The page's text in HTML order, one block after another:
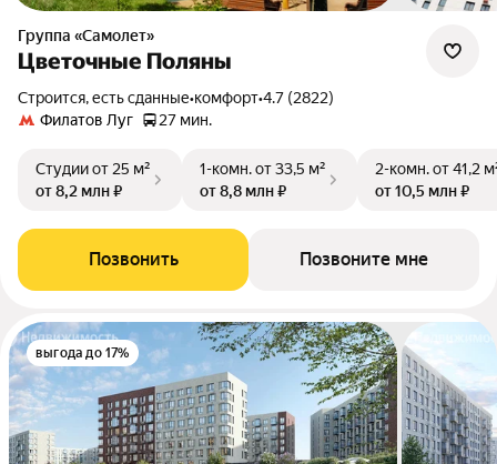
Группа «Самолет»
Цветочные Поляны
Строится, есть сданные•комфорт•4.7 (2822)
Филатов Луг
27 мин.
Студииот 25 м²
от 8,2 млн ₽
1-комн.от 33,5 м²
от 8,8 млн ₽
2-комн.от 41,2
от 10,5 млн ₽
Позвонить Позвоните мне
выгода до 17%